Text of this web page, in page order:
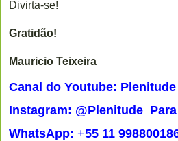
Divirta-se!
Gratidão!
Mauricio Teixeira
Canal do Youtube:
Instagram:
WhatsApp: +55 11